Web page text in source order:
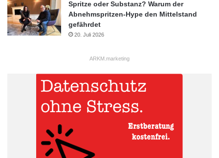
Spritze oder Substanz? Warum der
Abnehmspritzen-Hype den Mittelstand
gefährdet
20. Juli 2026
ARKM.marketing